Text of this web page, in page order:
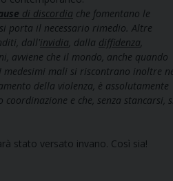
di discordia che fomentano le
porta il necessario rimedio. Altre
dall'invidia , dalla diffidenza
avviene che il mondo, anche quando
mali si riscontrano inoltre
della violenza, è assolutamente
e che, senza stancarsi,
stato versato invano. Così sia!